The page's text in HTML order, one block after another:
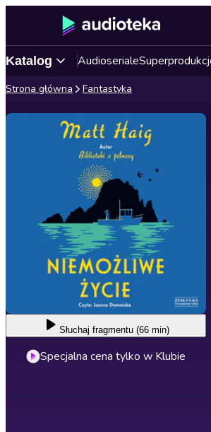
Katalog Audioseriale
Strona główna Fantastyka
Słuchaj fragmentu (66 min)
Specjalna cena tylko w Klubie